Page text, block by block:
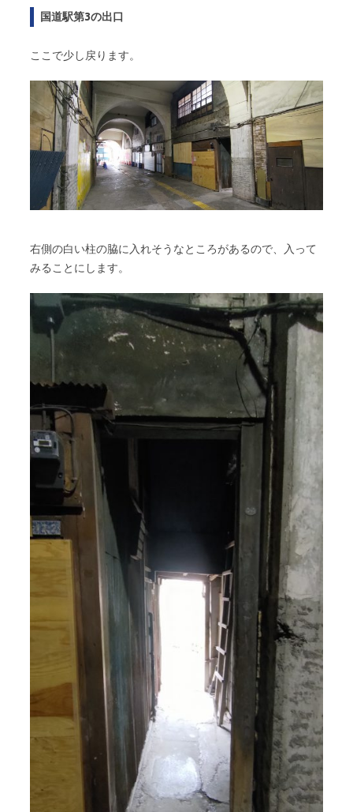
国道駅第3の出口
ここで少し戻ります。
右側の白い柱の脇に入れそうなところがあるので、入って
みることにします。